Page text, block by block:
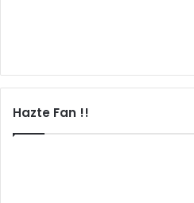
Hazte Fan !!